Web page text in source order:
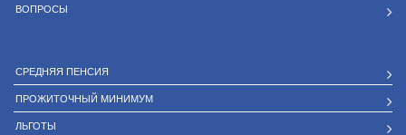
ВОПРОСЫ
СРЕДНЯЯ ПЕНСИЯ
ПРОЖИТОЧНЫЙ МИНИМУМ
ЛЬГОТЫ